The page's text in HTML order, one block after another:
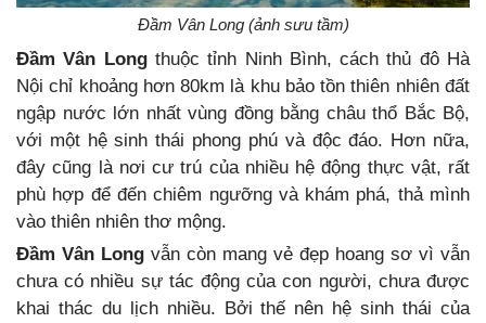
Đầm Vân Long (ảnh sưu tầm)
Đầm Vân Longthuộc tỉnh Ninh Bình, cách thủ đô Hà
Nội chỉ khoảng hơn 80km là khu bảo tồn thiên nhiên đất
ngập nước lớn nhất vùng đồng bằng châu thổ Bắc Bộ,
với một hệ sinh thái phong phú và độc đáo. Hơn nữa,
đây cũng là nơi cư trú của nhiều hệ động thực vật, rất
phù hợp để đến chiêm ngưỡng và khám phá, thả mình
vào thiên nhiên thơ mộng.
Đầm Vân Long vẫn còn mang vẻ đẹp hoang sơ vì vẫn
chưa có nhiều sự tác động của con người, chưa được
khai thác du lịch nhiều. Bởi thế nên hệ sinh thái của